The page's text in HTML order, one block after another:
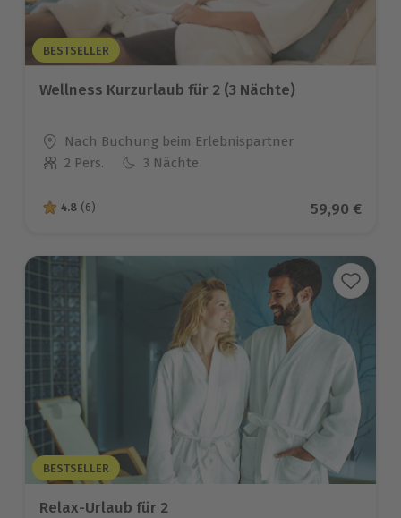
BESTSELLER
Wellness Kurzurlaub für 2 (3 Nächte)
Standort
Nach Buchung beim Erlebnispartner
Anzahl der Teilnehmer
2 Pers. 3 Nächte
4.8 von 5 Sternen basierend auf 6 Bewertungen
4.8 (6) Aktueller
59,90 €
BESTSELLER
Relax-Urlaub für 2